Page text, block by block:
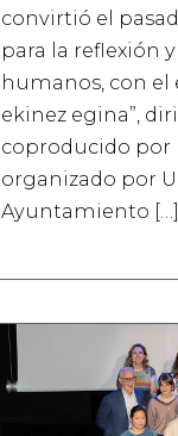
convirtió el
para la reflexión
humanos, con el
ekinez egina”,
coproducido por
organizado por
Ayuntamiento […]